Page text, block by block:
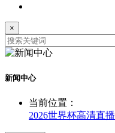
×
新闻中心
当前位置：
2026世界杯高清直播